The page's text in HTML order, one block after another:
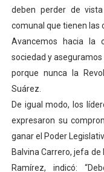
deben perder de
comunal que tienen las
Avancemos hacia la
sociedad y
porque nunca la
Suárez.
De igual modo, los
expresaron su
ganar el Poder
Balvina Carrero, jefa de
Ramírez, indicó: